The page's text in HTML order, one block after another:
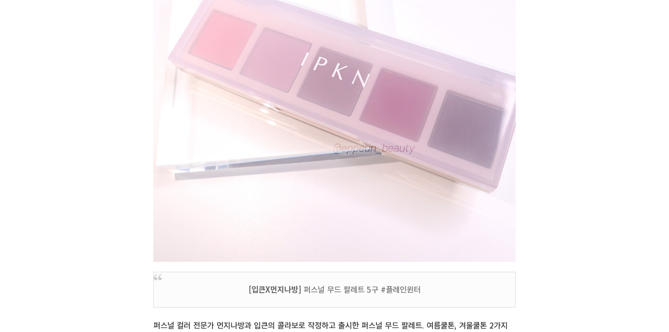
[입큰X먼지나방] 퍼스널 무드 팔레트 5구 #플레인윈터
퍼스널 컬러 전문가 먼지나방과 입큰의 콜라보로 작정하고 출시한 퍼스널 무드 팔레트. 여름쿨톤, 겨울쿨톤 2가지